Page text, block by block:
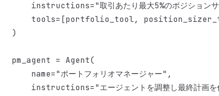
instructions="取引あたり最大5%のポジション
tools=[portfolio_tool,
)
pm_agent = Agent(
    name="ポートフォリオマネージャー",
instructions="エージェントを調整し最終計画